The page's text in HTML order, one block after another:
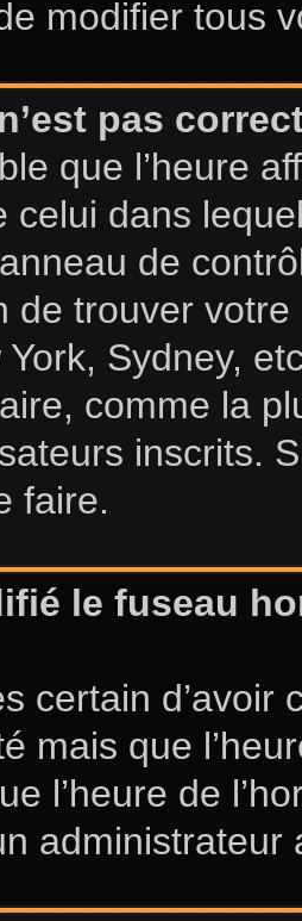
modifier tous
pas
que l’heure
celui dans
de
de trouver
York, Sydney,
comme la
inscrits.
faire.
le fuseau
certain
mais que
l’heure de